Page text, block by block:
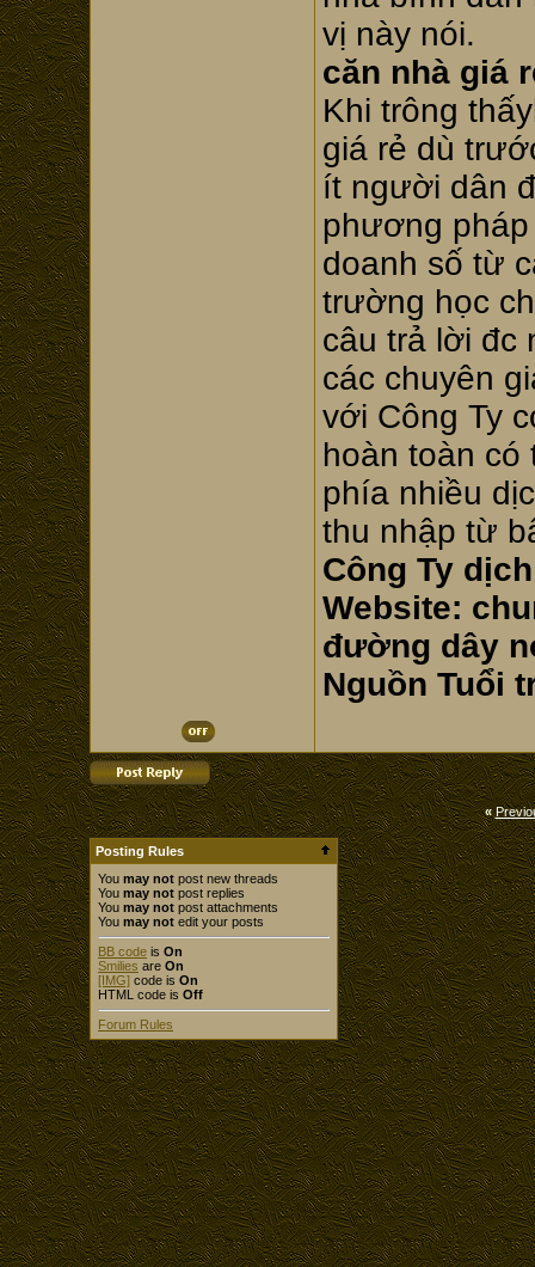
vị này nói.
căn nhà giá
Khi trông
giá rẻ dù
ít người dân
phương
doanh số từ
trường học
câu trả lời đc
các chuyên
với Công Ty
hoàn toàn
phía nhiều
thu nhập từ
Công Ty
Website:
đường dây
Nguồn Tuổi
«
Posting Rules
You may not post new threads
You may not post replies
You may not post attachments
You may not edit your posts
BB code is On
Smilies are On
[IMG] code is On
HTML code is Off
Forum Rules